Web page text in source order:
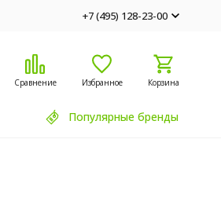
+7 (495) 128-23-00
Сравнение Избранное Корзина
Популярные бренды